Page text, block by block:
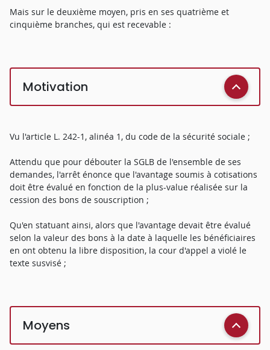
Mais sur le deuxième moyen, pris en ses quatrième et
cinquième branches, qui est recevable :
Motivation
Vu l'article L. 242-1, alinéa 1, du code de la sécurité sociale ;
Attendu que pour débouter la SGLB de l'ensemble de ses
demandes, l'arrêt énonce que l'avantage soumis à cotisations
doit être évalué en fonction de la plus-value réalisée sur la
cession des bons de souscription ;
Qu'en statuant ainsi, alors que l'avantage devait être évalué
selon la valeur des bons à la date à laquelle les bénéficiaires
en ont obtenu la libre disposition, la cour d'appel a violé le
texte susvisé ;
Moyens